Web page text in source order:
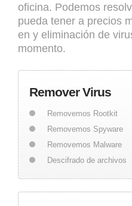
oficina. Podemos
pueda tener a precios
en y eliminación de
momento.
Remover Virus
Removemos Rootkit
Removemos Spyware
Removemos Malware
Descifrado de archivos